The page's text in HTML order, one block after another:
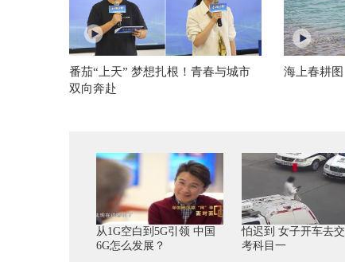
番茄“上天” 梦想扎根！青春与城市
双向奔赴
海上春耕图
从1G空白到5G引领 中国
6G怎么发展？
怕迟到 女子开车去
考科目一